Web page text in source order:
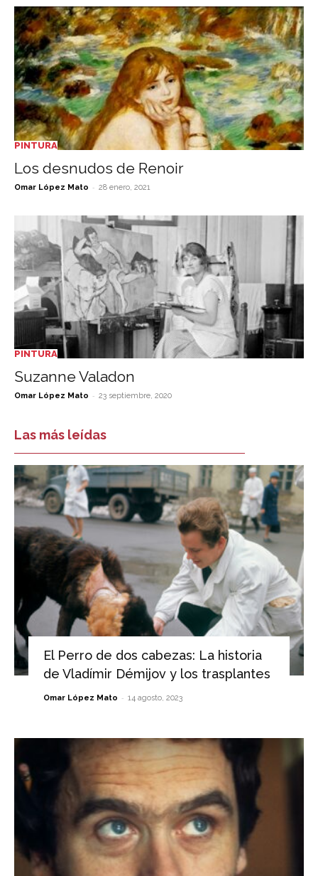
PINTURA
Los desnudos de Renoir
Omar López Mato - 28 enero, 2021
PINTURA
Suzanne Valadon
Omar López Mato - 23 septiembre, 2020
Las más leídas
El Perro de dos cabezas: La historia
de Vladímir Démijov y los trasplantes
Omar López Mato - 14 agosto, 2023